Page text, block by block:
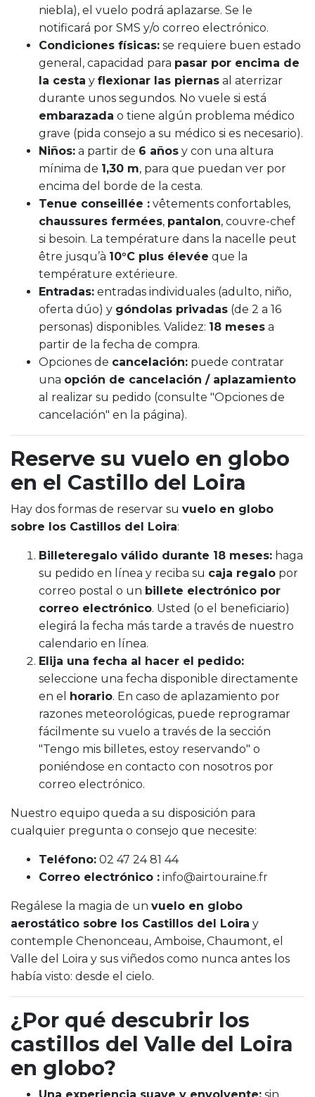
niebla), el vuelo podrá aplazarse. Se le
notificará por SMS y/o correo electrónico.
Condiciones físicas: se requiere buen estado
general, capacidad para pasar por encima de
la cesta y flexionar las piernas al aterrizar
durante unos segundos. No vuele si está
embarazada o tiene algún problema médico
grave (pida consejo a su médico si es necesario).
Niños: a partir de 6 años y con una altura
mínima de 1,30 m, para que puedan ver por
encima del borde de la cesta.
Tenue conseillée : vêtements confortables,
chaussures fermées, pantalon, couvre-chef
si besoin. La température dans la nacelle peut
être jusqu’à 10°C plus élevée que la
température extérieure.
Entradas: entradas individuales (adulto, niño,
oferta dúo) y góndolas privadas (de 2 a 16
personas) disponibles. Validez: 18 meses a
partir de la fecha de compra.
Opciones de cancelación: puede contratar
una opción de cancelación / aplazamiento
al realizar su pedido (consulte "Opciones de
cancelación" en la página).
Reserve su vuelo en globo
en el Castillo del Loira
Hay dos formas de reservar su vuelo en globo
sobre los Castillos del Loira:
Billeteregalo válido durante 18 meses: haga
su pedido en línea y reciba su caja regalo por
correo postal o un billete electrónico por
correo electrónico. Usted (o el beneficiario)
elegirá la fecha más tarde a través de nuestro
calendario en línea.
Elija una fecha al hacer el pedido:
seleccione una fecha disponible directamente
en el horario. En caso de aplazamiento por
razones meteorológicas, puede reprogramar
fácilmente su vuelo a través de la sección
"Tengo mis billetes, estoy reservando" o
poniéndose en contacto con nosotros por
correo electrónico.
Nuestro equipo queda a su disposición para
cualquier pregunta o consejo que necesite:
Teléfono: 02 47 24 81 44
Correo electrónico : info@airtouraine.fr
Regálese la magia de un vuelo en globo
aerostático sobre los Castillos del Loira y
contemple Chenonceau, Amboise, Chaumont, el
Valle del Loira y sus viñedos como nunca antes los
había visto: desde el cielo.
¿Por qué descubrir los
castillos del Valle del Loira
en globo?